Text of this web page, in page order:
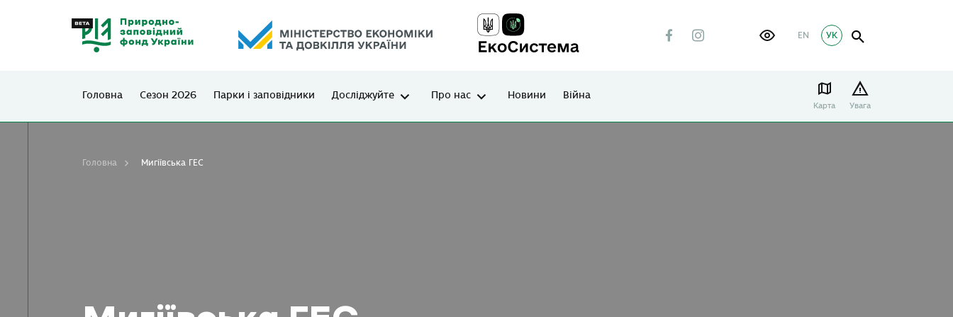
УК
EN
Головна Сезон 2026 Парки і заповідники Досліджуйте Про нас Новини Війна
Карта Увага
Головна Мигіївська ГЕС